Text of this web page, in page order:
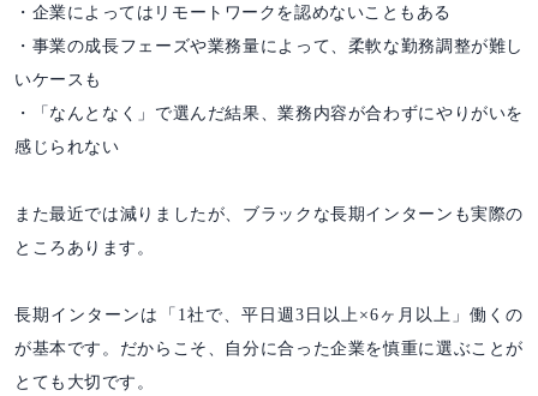
・企業によってはリモートワークを認めないこともある
・事業の成長フェーズや業務量によって、柔軟な勤務調整が難し
いケースも
・「なんとなく」で選んだ結果、業務内容が合わずにやりがいを
感じられない
また最近では減りましたが、ブラックな長期インターンも実際の
ところあります。
長期インターンは「1社で、平日週3日以上×6ヶ月以上」働くの
が基本です。だからこそ、自分に合った企業を慎重に選ぶことが
とても大切です。